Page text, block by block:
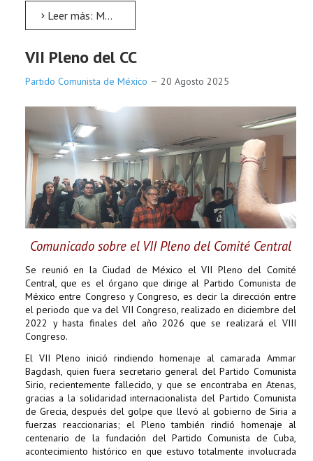
Leer más: Madera 60
VII Pleno del CC
Partido Comunista de México 20 Agosto 2025
Comunicado sobre el VII Pleno del Comité Central
Se reunió en la Ciudad de México el VII Pleno del Comité
Central, que es el órgano que dirige al Partido Comunista de
México entre Congreso y Congreso, es decir la dirección entre
el periodo que va del VII Congreso, realizado en diciembre del
2022 y hasta finales del año 2026 que se realizará el VIII
Congreso.
El VII Pleno inició rindiendo homenaje al camarada Ammar
Bagdash, quien fuera secretario general del Partido Comunista
Sirio, recientemente fallecido, y que se encontraba en Atenas,
gracias a la solidaridad internacionalista del Partido Comunista
de Grecia, después del golpe que llevó al gobierno de Siria a
fuerzas reaccionarias; el Pleno también rindió homenaje al
centenario de la fundación del Partido Comunista de Cuba,
acontecimiento histórico en que estuvo totalmente involucrada